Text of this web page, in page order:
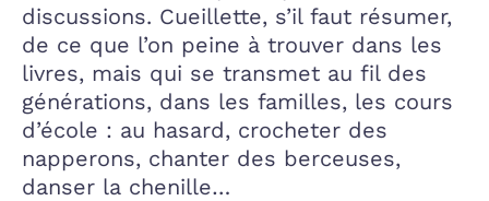
discussions. Cueillette, s’il faut résumer,
de ce que l’on peine à trouver dans les
livres, mais qui se transmet au fil des
générations, dans les familles, les cours
d’école : au hasard, crocheter des
napperons, chanter des berceuses,
danser la chenille…